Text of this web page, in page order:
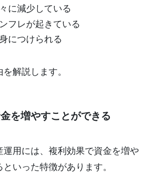
に減少している
フレが起きている
につけられる
解説します。
を増やすことができる
用には、複利効果で資金を増や
いった特徴があります。